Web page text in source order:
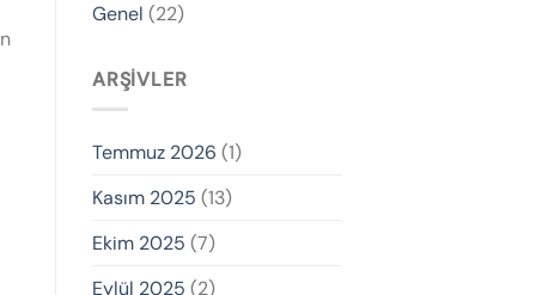
Genel (22)
ARŞIVLER
Temmuz 2026 (1)
Kasım 2025 (13)
Ekim 2025 (7)
Eylül 2025 (2)